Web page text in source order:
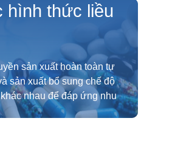
hình thức liều
sản xuất hoàn toàn tự
sản xuất bổ sung chế độ
nhau để đáp ứng nhu